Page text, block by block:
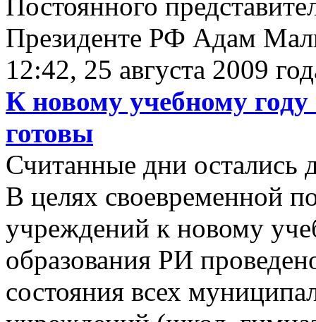
Президенте РФ Адам
12:42, 25 августа 2009
К новому учебному
готовы
Считанные дни остались
В целях своевременной
учреждений к новому
образования РИ
состояния всех